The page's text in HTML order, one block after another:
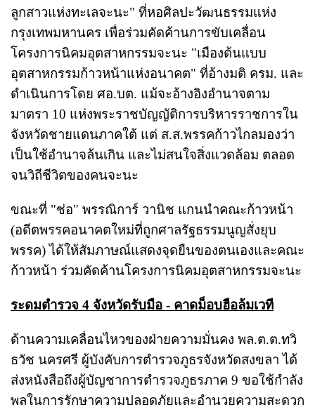
ลูกสาวแห่งทะเลจะนะ" ที่หอศิลปะวัฒนธรรมแห่ง
กรุงเทพมหานคร เพื่อร่วมคัดค้านการขับเคลื่อน
โครงการนิคมอุตสาหกรรมจะนะ "เมืองต้นแบบ
อุตสาหกรรมก้าวหน้าแห่งอนาคต" ที่อ้างมติ ครม. และ
ดำเนินการโดย ศอ.บต. แม้จะอ้างอิงอำนาจตาม
มาตรา 10 แห่งพระราชบัญญัติการบริหารราชการใน
จังหวัดชายแดนภาคใต้ แต่ ส.ส.พรรคก้าวไกลมองว่า
เป็นใช้อำนาจล้นเกิน และไม่สนใจสิ่งแวดล้อม ตลอด
จนวิถีชีวิตของคนจะนะ
ขณะที่ "ช่อ" พรรณิการ์ วานิช แกนนำคณะก้าวหน้า
(อดีตพรรคอนาคตใหม่ที่ถูกศาลรัฐธรรมนูญสั่งยุบ
พรรค) ได้ให้สัมภาษณ์แสดงจุดยืนของตนเองและคณะ
ก้าวหน้า ร่วมคัดค้านโครงการนิคมอุตสาหกรรมจะนะ
ระดมตำรวจ 4 จังหวัดรับมือ - คาดม็อบฮือล้มเวที
ด้านความเคลื่อนไหวของฝ่ายความมั่นคง พล.ต.ต.ทวิ
ธวัช นครศรี ผู้บังคับการตำรวจภูธรจังหวัดสงขลา ได้
ส่งหนังสือถึงผู้บัญชาการตำรวจภูธรภาค 9 ขอใช้กำลัง
พลในการรักษาความปลอดภัยและอำนวยความสะดวก